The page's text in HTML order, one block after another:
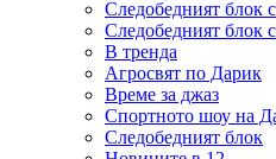
Следобедният блок
Следобедният блок
В тренда
Агросвят по Дарик
Време за джаз
Спортното шоу на
Следобедният блок